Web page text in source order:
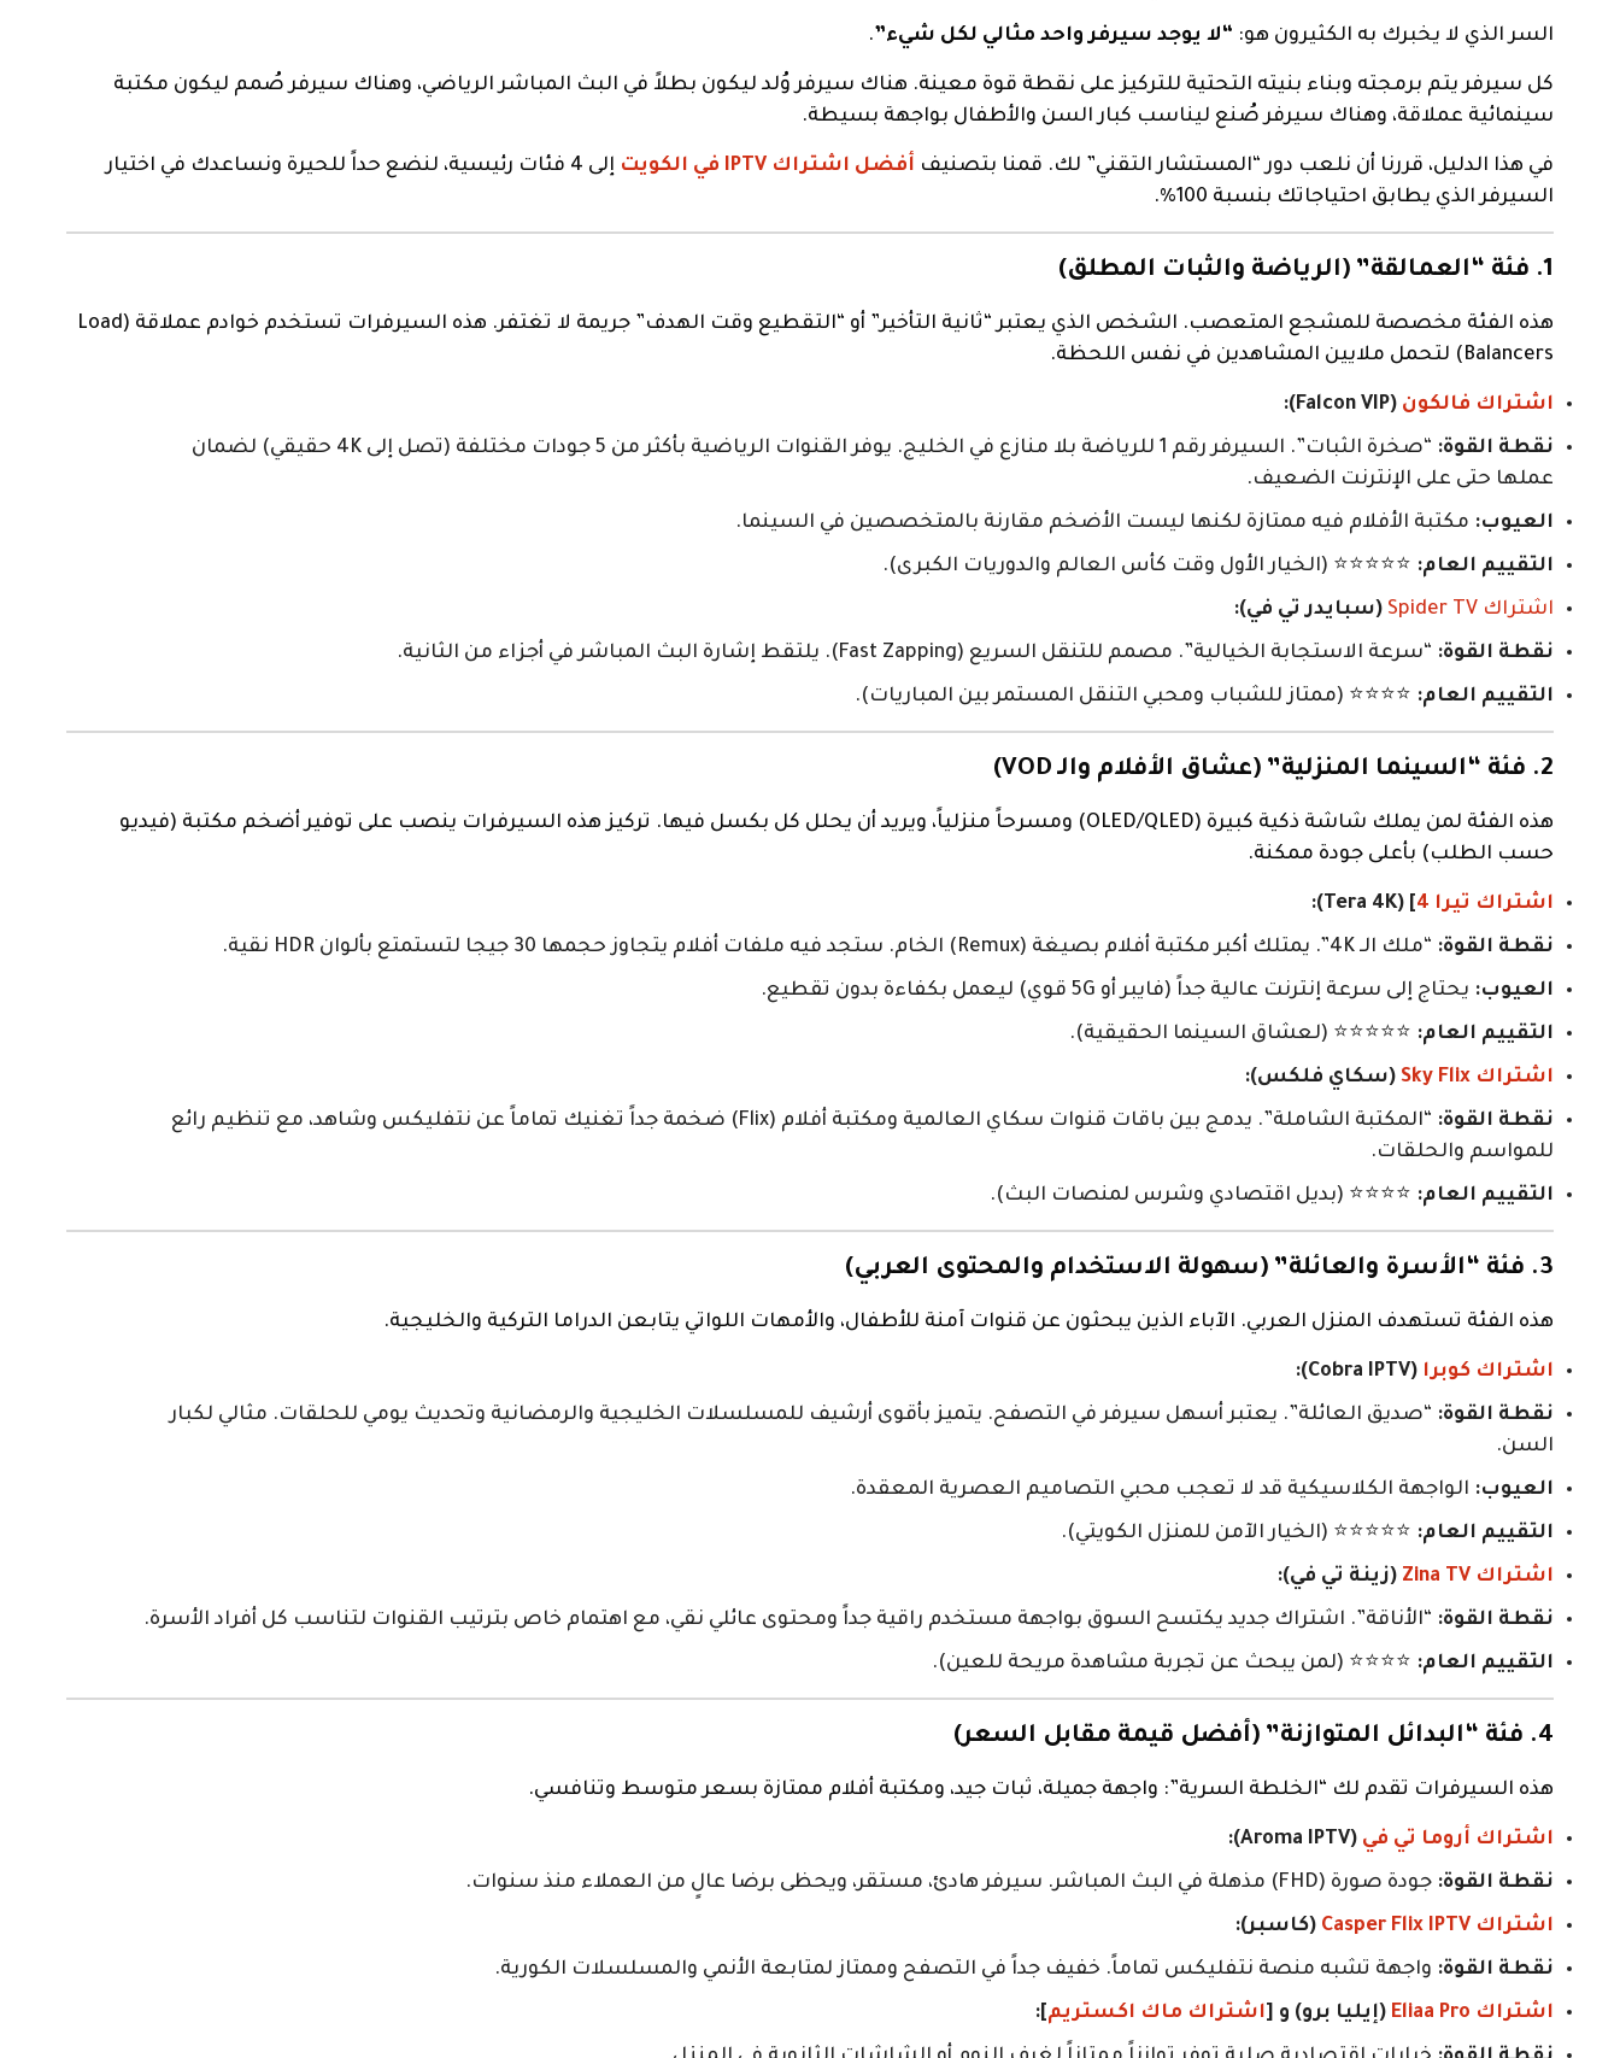
السر الذي لا يخبرك به الكثيرون هو: “لا يوجد سيرفر واحد مثالي لكل شيء”.
كل سيرفر يتم برمجته وبناء بنيته التحتية للتركيز على نقطة قوة معينة. هناك سيرفر وُلد ليكون بطلاً في البث المباشر الرياضي، وهناك سيرفر صُمم ليكون مكتبة
سينمائية عملاقة، وهناك سيرفر صُنع ليناسب كبار السن والأطفال بواجهة بسيطة.
في هذا الدليل، قررنا أن نلعب دور “المستشار التقني” لك. قمنا بتصنيف أفضل اشتراك IPTV في الكويت
إلى 4 فئات رئيسية، لنضع حداً للحيرة ونساعدك في اختيار
السيرفر الذي يطابق احتياجاتك بنسبة 100%.
1. فئة “العمالقة” (الرياضة والثبات المطلق)
هذه الفئة مخصصة للمشجع المتعصب. الشخص الذي يعتبر “ثانية التأخير” أو “التقطيع وقت الهدف” جريمة لا تغتفر. هذه السيرفرات تستخدم خوادم عملاقة (Load
Balancers) لتحمل ملايين المشاهدين في نفس اللحظة.
اشتراك فالكون (Falcon VIP):
نقطة القوة:
“صخرة الثبات”. السيرفر رقم 1 للرياضة بلا منازع في الخليج. يوفر القنوات الرياضية بأكثر من 5 جودات مختلفة (تصل إلى 4K حقيقي) لضمان
عملها حتى على الإنترنت الضعيف.
العيوب: مكتبة الأفلام فيه ممتازة لكنها ليست الأضخم مقارنة بالمتخصصين في السينما.
التقييم العام: ⭐⭐⭐⭐⭐ (الخيار الأول وقت كأس العالم والدوريات الكبرى).
اشتراك Spider TV
(سبايدر تي في):
نقطة القوة: “سرعة الاستجابة الخيالية”. مصمم للتنقل السريع (Fast Zapping). يلتقط إشارة البث المباشر في أجزاء من الثانية.
التقييم العام: ⭐⭐⭐⭐ (ممتاز للشباب ومحبي التنقل المستمر بين المباريات).
2. فئة “السينما المنزلية” (عشاق الأفلام والـ VOD)
هذه الفئة لمن يملك شاشة ذكية كبيرة (OLED/QLED) ومسرحاً منزلياً، ويريد أن يحلل كل بكسل فيها. تركيز هذه السيرفرات ينصب على توفير أضخم مكتبة (فيديو
حسب الطلب) بأعلى جودة ممكنة.
اشتراك تيرا 4
] (Tera 4K):
نقطة القوة: “ملك الـ 4K”. يمتلك أكبر مكتبة أفلام بصيغة (Remux) الخام. ستجد فيه ملفات أفلام يتجاوز حجمها 30 جيجا لتستمتع بألوان HDR نقية.
العيوب: يحتاج إلى سرعة إنترنت عالية جداً (فايبر أو 5G قوي) ليعمل بكفاءة بدون تقطيع.
التقييم العام: ⭐⭐⭐⭐⭐ (لعشاق السينما الحقيقية).
اشتراك Sky Flix
(سكاي فلكس):
نقطة القوة:
“المكتبة الشاملة”. يدمج بين باقات قنوات سكاي العالمية ومكتبة أفلام (Flix) ضخمة جداً تغنيك تماماً عن نتفليكس وشاهد، مع تنظيم رائع
للمواسم والحلقات.
التقييم العام: ⭐⭐⭐⭐ (بديل اقتصادي وشرس لمنصات البث).
3. فئة “الأسرة والعائلة” (سهولة الاستخدام والمحتوى العربي)
هذه الفئة تستهدف المنزل العربي. الآباء الذين يبحثون عن قنوات آمنة للأطفال، والأمهات اللواتي يتابعن الدراما التركية والخليجية.
اشتراك كوبرا (Cobra IPTV):
نقطة القوة: “صديق العائلة”. يعتبر أسهل سيرفر في التصفح. يتميز بأقوى أرشيف للمسلسلات الخليجية والرمضانية وتحديث يومي للحلقات. مثالي لكبار
السن.
العيوب: الواجهة الكلاسيكية قد لا تعجب محبي التصاميم العصرية المعقدة.
التقييم العام: ⭐⭐⭐⭐⭐ (الخيار الآمن للمنزل الكويتي).
اشتراك Zina TV
(زينة تي في):
نقطة القوة: “الأناقة”. اشتراك جديد يكتسح السوق بواجهة مستخدم راقية جداً ومحتوى عائلي نقي، مع اهتمام خاص بترتيب القنوات لتناسب كل أفراد الأسرة.
التقييم العام: ⭐⭐⭐⭐ (لمن يبحث عن تجربة مشاهدة مريحة للعين).
4. فئة “البدائل المتوازنة” (أفضل قيمة مقابل السعر)
هذه السيرفرات تقدم لك “الخلطة السرية”: واجهة جميلة، ثبات جيد، ومكتبة أفلام ممتازة بسعر متوسط وتنافسي.
اشتراك أروما تي في (Aroma IPTV):
نقطة القوة: جودة صورة (FHD) مذهلة في البث المباشر. سيرفر هادئ، مستقر، ويحظى برضا عالٍ من العملاء منذ سنوات.
اشتراك Casper Flix IPTV
(كاسبر):
نقطة القوة: واجهة تشبه منصة نتفليكس تماماً. خفيف جداً في التصفح وممتاز لمتابعة الأنمي والمسلسلات الكورية.
اشتراك Eliaa Pro
(إيليا برو) و [اشتراك ماك اكستريم]: